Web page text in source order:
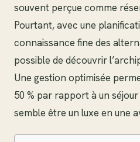
souvent perçue comme
Pourtant, avec une
connaissance fine des
possible de découvrir
Une gestion optimisée
50 % par rapport à un
semble être un luxe en une